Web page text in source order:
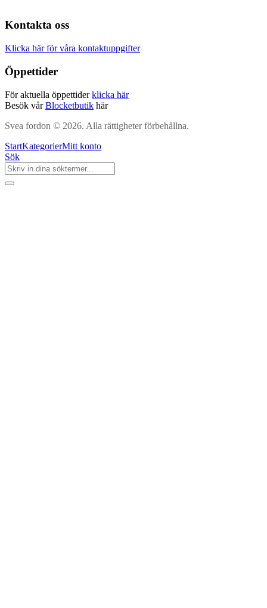
Kontakta oss
Klicka här för våra kontaktuppgifter
Öppettider
För aktuella öppettiderklicka här
Besök vårBlocketbutik här
Svea fordon © 2026. Alla rättigheter förbehållna.
StartKategorierMitt konto
Sök